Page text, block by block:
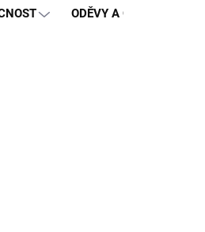
ODĚVY A OCHRANA